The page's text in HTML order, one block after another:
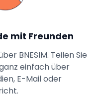
mit Freunden
BNESIM. Teilen Sie
einfach über
E-Mail oder